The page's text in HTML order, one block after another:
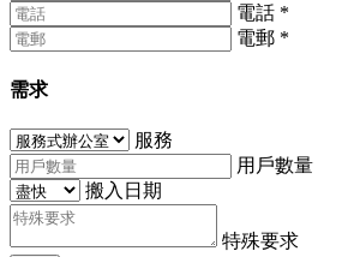
電話 *
電郵 *
需求
服務
用戶數量
搬入日期
特殊要求